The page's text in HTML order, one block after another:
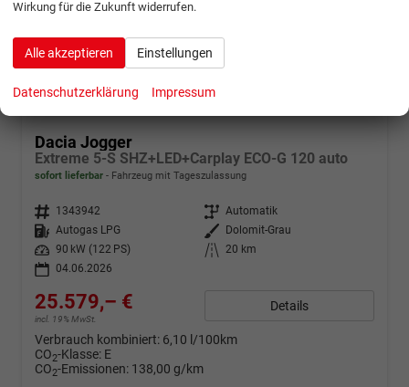
ab 506,– € mtl.
Dacia Jogger
Extreme 5-S SHZ+LED+Carplay ECO-G 120 auto
sofort lieferbar Fahrzeug mit Tageszulassung
Fahrzeugnr. 1343942 Getriebe Automatik
Kraftstoff Autogas LPG Außenfarbe
Dolomit-Grau
Leistung
90 kW (122 PS) Kilometerstand
20 km
04.06.2026
25.579,– €
incl. 19% MwSt.
Details
Verbrauch kombiniert: 6,10 l/100km
CO2-Klasse: E
CO2-Emissionen: 138,00 g/km
Wirkung für die Zukunft widerrufen.
Alle akzeptieren Einstellungen
Datenschutzerklärung Impressum